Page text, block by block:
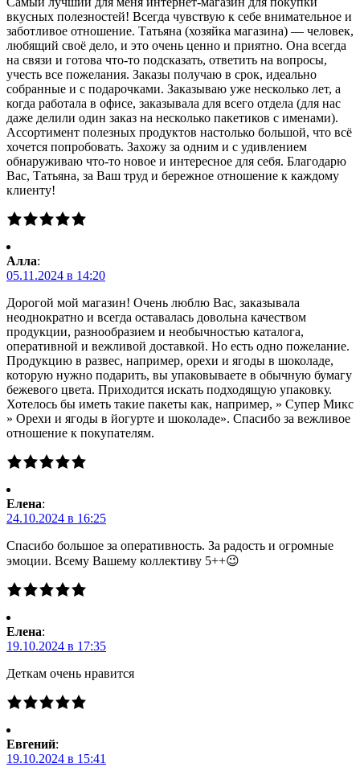
вкусных полезностей! Всегда чувствую к себе внимательное и
заботливое отношение. Татьяна (хозяйка магазина) — человек,
любящий своё дело, и это очень ценно и приятно. Она всегда
на связи и готова что-то подсказать, ответить на вопросы,
учесть все пожелания. Заказы получаю в срок, идеально
собранные и с подарочками. Заказываю уже несколько лет, а
когда работала в офисе, заказывала для всего отдела (для нас
даже делили один заказ на несколько пакетиков с именами).
Ассортимент полезных продуктов настолько большой, что всё
хочется попробовать. Захожу за одним и с удивлением
обнаруживаю что-то новое и интересное для себя. Благодарю
Вас, Татьяна, за Ваш труд и бережное отношение к каждому
клиенту!
Алла:
05.11.2024 в 14:20
Дорогой мой магазин! Очень люблю Вас, заказывала
неоднократно и всегда оставалась довольна качеством
продукции, разнообразием и необычностью каталога,
оперативной и вежливой доставкой. Но есть одно пожелание.
Продукцию в развес, например, орехи и ягоды в шоколаде,
которую нужно подарить, вы упаковываете в обычную бумагу
бежевого цвета. Приходится искать подходящую упаковку.
Хотелось бы иметь такие пакеты как, например, » Супер Микс
» Орехи и ягоды в йогурте и шоколаде». Спасибо за вежливое
отношение к покупателям.
Елена:
24.10.2024 в 16:25
Спасибо большое за оперативность. За радость и огромные
эмоции. Всему Вашему коллективу 5++😉
Елена:
19.10.2024 в 17:35
Деткам очень нравится
Евгений:
19.10.2024 в 15:41